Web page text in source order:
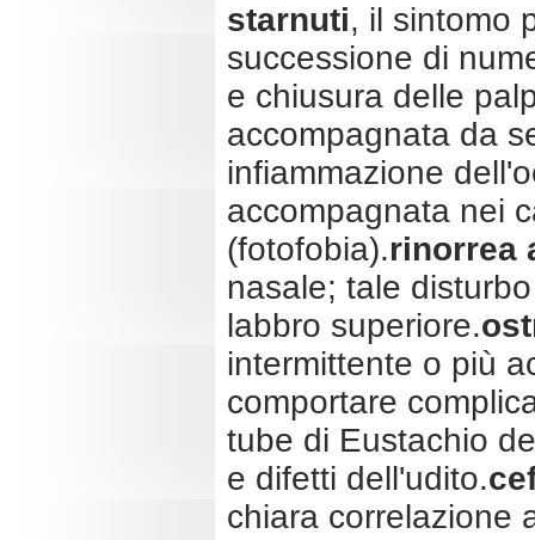
starnuti, il sintomo
successione di
e chiusura delle
accompagnata da
infiammazione
accompagnata nei
(fotofobia).rinorrea
nasale; tale
labbro superiore.
intermittente o più
comportare
tube di Eustachio
e difetti dell'udito.
chiara correlazione